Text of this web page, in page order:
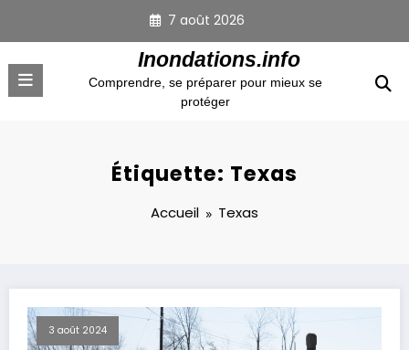
contenu
7 août 2026
Inondations.info
Comprendre, se préparer pour mieux se
protéger
Étiquette: Texas
Accueil Texas
3 août 2024